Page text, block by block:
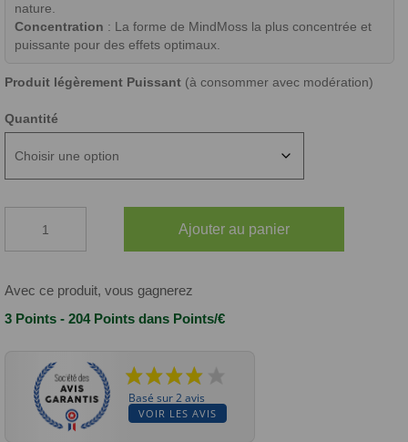
nature.
Concentration : La forme de MindMoss la plus concentrée et
puissante pour des effets optimaux.
Produit légèrement Puissant (à consommer avec modération)
Quantité
RESINE
ANA
Ajouter au panier
Avec ce produit, vous gagnerez
3 Points - 204 Points dans Points/€
Basé sur 2 avis
VOIR LES AVIS